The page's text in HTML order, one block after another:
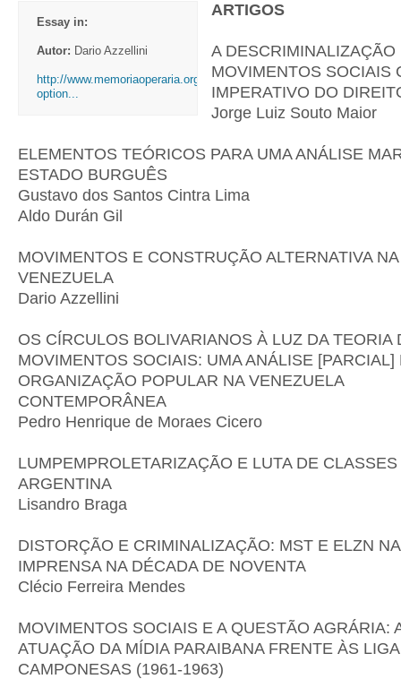
Essay in:
Autor: Dario Azzellini
http://www.memoriaoperaria.org.br/index.php?
option...
ARTIGOS
A DESCRIMINALIZAÇÃO
MOVIMENTOS SOCIAIS
IMPERATIVO DO
Jorge Luiz Souto Maior
ELEMENTOS TEÓRICOS PARA UMA ANÁLISE
ESTADO BURGUÊS
Gustavo dos Santos Cintra Lima
Aldo Durán Gil
MOVIMENTOS E CONSTRUÇÃO ALTERNATIVA NA
VENEZUELA
Dario Azzellini
OS CÍRCULOS BOLIVARIANOS À LUZ DA TEORIA
MOVIMENTOS SOCIAIS: UMA ANÁLISE [PARCIAL]
ORGANIZAÇÃO POPULAR NA VENEZUELA
CONTEMPORÂNEA
Pedro Henrique de Moraes Cicero
LUMPEMPROLETARIZAÇÃO E LUTA DE CLASSES
ARGENTINA
Lisandro Braga
DISTORÇÃO E CRIMINALIZAÇÃO: MST E ELZN
IMPRENSA NA DÉCADA DE NOVENTA
Clécio Ferreira Mendes
MOVIMENTOS SOCIAIS E A QUESTÃO AGRÁRIA:
ATUAÇÃO DA MÍDIA PARAIBANA FRENTE ÀS
CAMPONESAS (1961-1963)